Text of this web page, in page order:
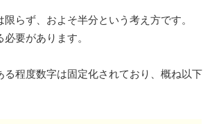
らず、およそ半分という考え方です。
要があります。
程度数字は固定化されており、概ね以下